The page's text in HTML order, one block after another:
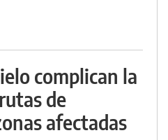
complican la
de
afectadas